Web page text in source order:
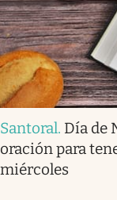
Santoral. Día de
oración para
miércoles